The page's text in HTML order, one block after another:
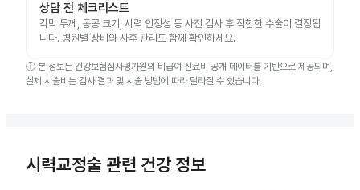
상담 전 체크리스트
각막 두께, 동공 크기, 시력 안정성 등 사전 검사 후 적합한 수술이 결정됩
니다. 병원별 장비와 사후 관리도 함께 확인하세요.
ⓘ 본 정보는 건강보험심사평가원의 비급여 진료비 공개 데이터를 기반으로 제공되며,
실제 시술비는 검사 결과 및 시술 방법에 따라 달라질 수 있습니다.
시력교정술 관련 건강 정보